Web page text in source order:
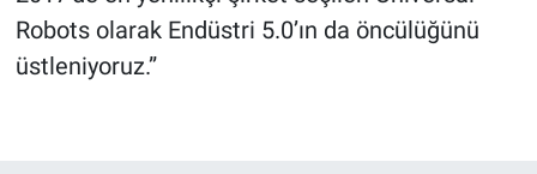
Robots olarak Endüstri 5.0’ın da öncülüğünü
üstleniyoruz.”